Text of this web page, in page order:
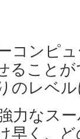
コンピ
ること
のレベ
力なス
早く、